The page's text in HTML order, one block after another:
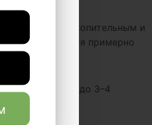
является накопительным и
проявляться примерно
2 недели.
курса до 3–4